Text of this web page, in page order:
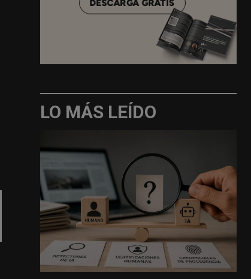
LO MÁS LEÍDO